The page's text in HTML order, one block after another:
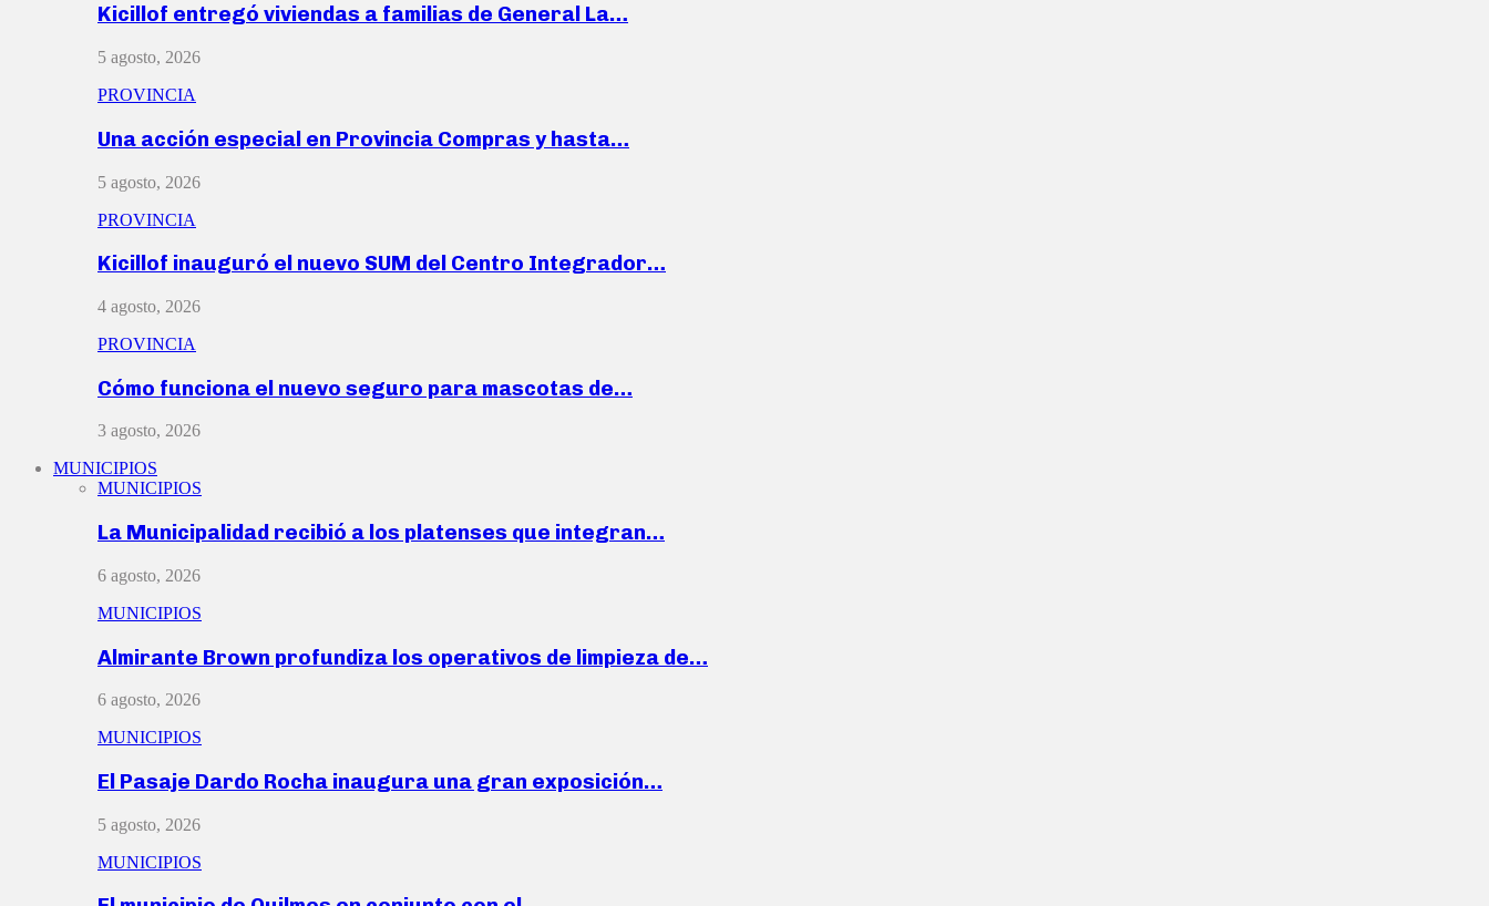
Kicillof entregó viviendas a familias de General La…
5 agosto, 2026
PROVINCIA
Una acción especial en Provincia Compras y hasta…
5 agosto, 2026
PROVINCIA
Kicillof inauguró el nuevo SUM del Centro Integrador…
4 agosto, 2026
PROVINCIA
Cómo funciona el nuevo seguro para mascotas de…
3 agosto, 2026
MUNICIPIOS
MUNICIPIOS
La Municipalidad recibió a los platenses que integran…
6 agosto, 2026
MUNICIPIOS
Almirante Brown profundiza los operativos de limpieza de…
6 agosto, 2026
MUNICIPIOS
El Pasaje Dardo Rocha inaugura una gran exposición…
5 agosto, 2026
MUNICIPIOS